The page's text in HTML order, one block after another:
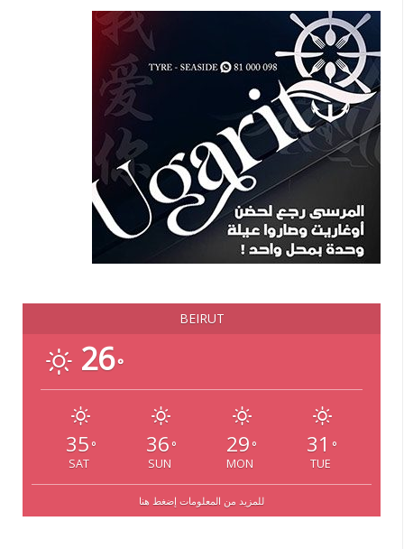
BEIRUT
26°
35 °
SAT
36 °
SUN
29 °
MON
31 °
TUE
للمزيد من المعلومات إضغط هنا